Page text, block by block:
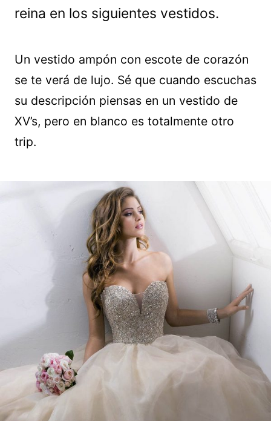
reina en los siguientes vestidos.
Un vestido ampón con escote de corazón
se te verá de lujo. Sé que cuando escuchas
su descripción piensas en un vestido de
XV’s, pero en blanco es totalmente otro
trip.